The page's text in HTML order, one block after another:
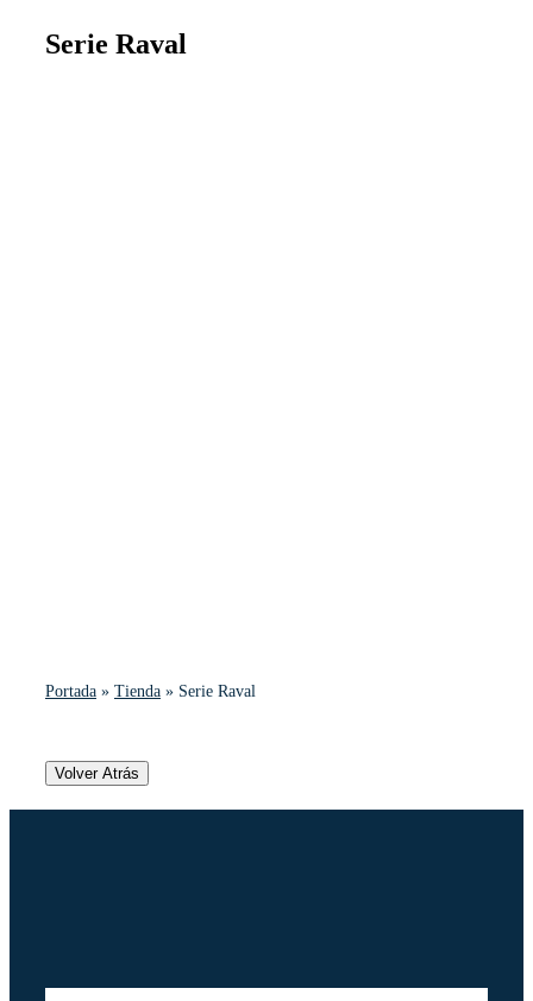
Serie Raval
Portada» Tienda» Serie Raval
Volver Atrás